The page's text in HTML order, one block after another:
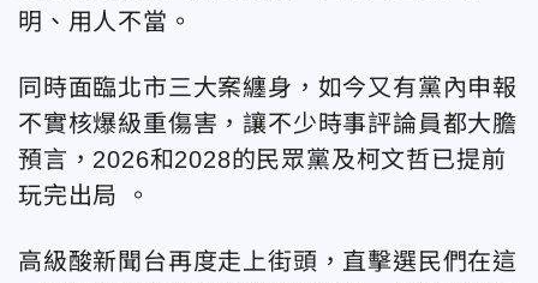
明、用人不當。
同時面臨北市三大案纏身，如今又有黨內申報
不實核爆級重傷害，讓不少時事評論員都大膽
預言，2026和2028的民眾黨及柯文哲已提前
玩完出局 。
高級酸新聞台再度走上街頭，直擊選民們在這